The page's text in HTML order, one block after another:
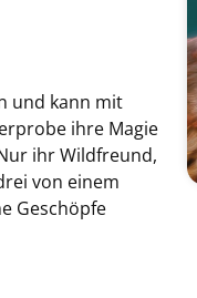
und kann mit
ihre Magie
ihr Wildfreund,
von einem
Geschöpfe